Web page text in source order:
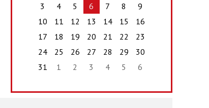
3
4 5 6 7 8
9
10
11 12 13 14 15
16
17
18 19 20 21 22
23
24
25 26 27 28 29
30
31
1 2 3 4 5 6